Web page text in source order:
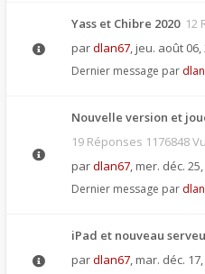
Yass et Chibre 2020 12
pardlan67, jeu. août 06,
Dernier message par
Nouvelle version et
19 Réponses 1176848
pardlan67, mer. déc.
Dernier message par
iPad et nouveau
pardlan67, mar. déc.